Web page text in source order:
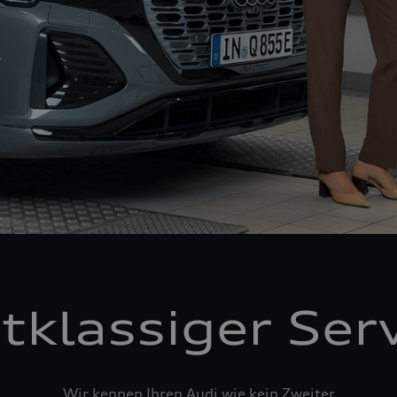
Wir kennen Ihren Audi wie kein Zweiter